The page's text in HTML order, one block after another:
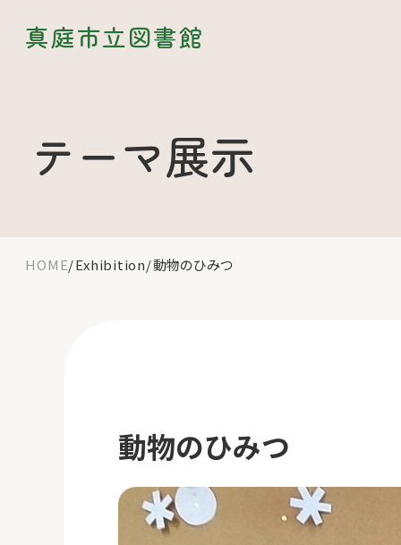
真庭市立図書館
テーマ展示
HOME Exhibition 動物のひみつ
動物のひみつ